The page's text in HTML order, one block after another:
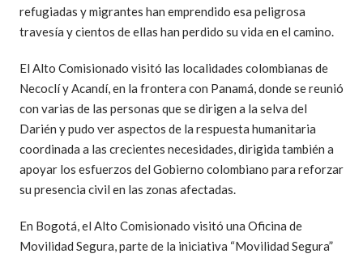
refugiadas y migrantes han emprendido esa peligrosa
travesía y cientos de ellas han perdido su vida en el camino.
El Alto Comisionado visitó las localidades colombianas de
Necoclí y Acandí, en la frontera con Panamá, donde se reunió
con varias de las personas que se dirigen a la selva del
Darién y pudo ver aspectos de la respuesta humanitaria
coordinada a las crecientes necesidades, dirigida también a
apoyar los esfuerzos del Gobierno colombiano para reforzar
su presencia civil en las zonas afectadas.
En Bogotá, el Alto Comisionado visitó una Oficina de
Movilidad Segura, parte de la iniciativa “Movilidad Segura”